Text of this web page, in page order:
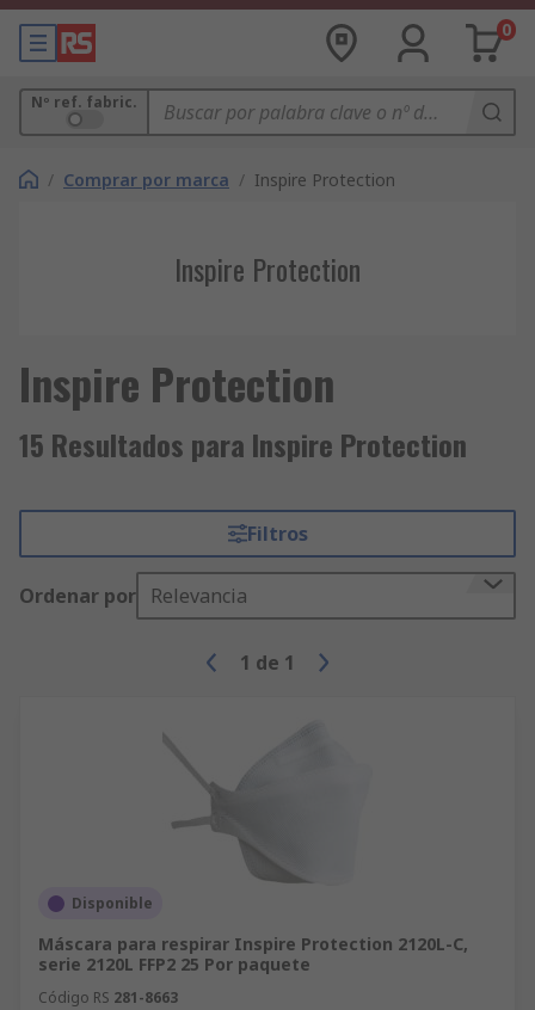
0
Nº ref. fabric.
/ Comprar por marca / Inspire Protection
Inspire Protection
Inspire Protection
15 Resultados para Inspire Protection
Filtros
Ordenar por Relevancia
1 de 1
Disponible
Máscara para respirar Inspire Protection 2120L-C,
serie 2120L FFP2 25 Por paquete
Código RS 281-8663